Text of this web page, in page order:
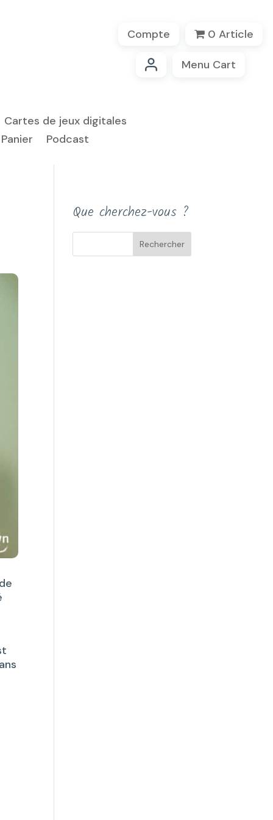
Compte 0 Article
Menu Cart
Cartes de jeux digitales
Panier Podcast
Que cherchez-vous ?